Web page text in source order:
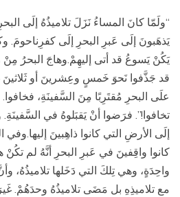
“ولَمّا كانَ المساءُ نَزَلَ تلاميذُهُ إلَى
يَذهَبونَ إلَى عَبرِ البحرِ إلَى كفرِناحومَ.
يَكُنْ يَسوعُ قد أتى إليهِمْ.وهاجَ البحرُ
قد جَذَّفوا نَحوَ خَمسٍ وعِشرينَ أو ثَلاثينَ
علَى البحرِ مُقتَرِبًا مِنَ السَّفينَةِ، فخافوا.
تخافوا!”. فرَضوا أنْ يَقبَلوهُ في
إلَى الأرضِ التي كانوا ذاهِبينَ إليها.وفي
كانوا واقِفينَ في عَبرِ البحرِ أنَّهُ لم
واحِدَةٍ، وهي تِلكَ التي دَخَلها تلاميذُهُ،
مع تلاميذِهِ بل مَضَى تلاميذُهُ وحدَهُمْ.